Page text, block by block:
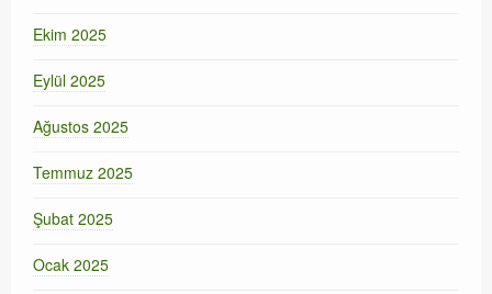
Ekim 2025
Eylül 2025
Ağustos 2025
Temmuz 2025
Şubat 2025
Ocak 2025